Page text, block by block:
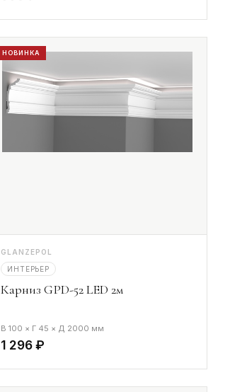
НОВИНКА
GLANZEPOL
ИНТЕРЬЕР
Карниз GPD-52 LED 2м
В 100 × Г 45 × Д 2000 мм
1 296 ₽